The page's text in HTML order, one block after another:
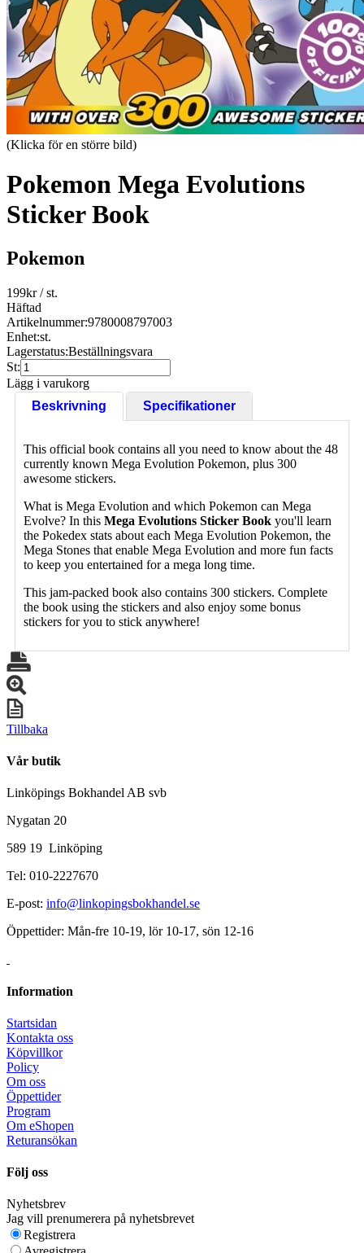
(Klicka för en större bild)
Pokemon Mega Evolutions
Sticker Book
Pokemon
199kr/ st.
Häftad
Artikelnummer:9780008797003
Enhet:st.
Lagerstatus:Beställningsvara
St:
Lägg i varukorg
Beskrivning
Specifikationer
This official book contains all you need to know about the 48
currently known Mega Evolution Pokemon, plus 300
awesome stickers.
What is Mega Evolution and which Pokemon can Mega
Evolve? In this Mega Evolutions Sticker Book you'll learn
the Pokedex stats about each Mega Evolution Pokemon, the
Mega Stones that enable Mega Evolution and more fun facts
to keep you entertained for a mega long time.
This jam-packed book also contains 300 stickers. Complete
the book using the stickers and also enjoy some bonus
stickers for you to stick anywhere!
Tillbaka
Vår butik
Linköpings Bokhandel AB svb
Nygatan 20
589 19 Linköping
Tel: 010-2227670
E-post: info@linkopingsbokhandel.se
Öppettider: Mån-fre 10-19, lör 10-17, sön 12-16
Information
Startsidan
Kontakta oss
Köpvillkor
Policy
Om oss
Öppettider
Program
Om eShopen
Returansökan
Följ oss
Nyhetsbrev
Jag vill prenumerera på nyhetsbrevet
Registrera